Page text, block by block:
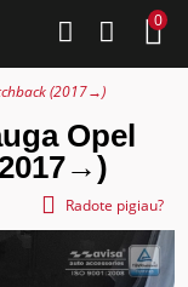
0
(2017→)
Opel
Radote pigiau?